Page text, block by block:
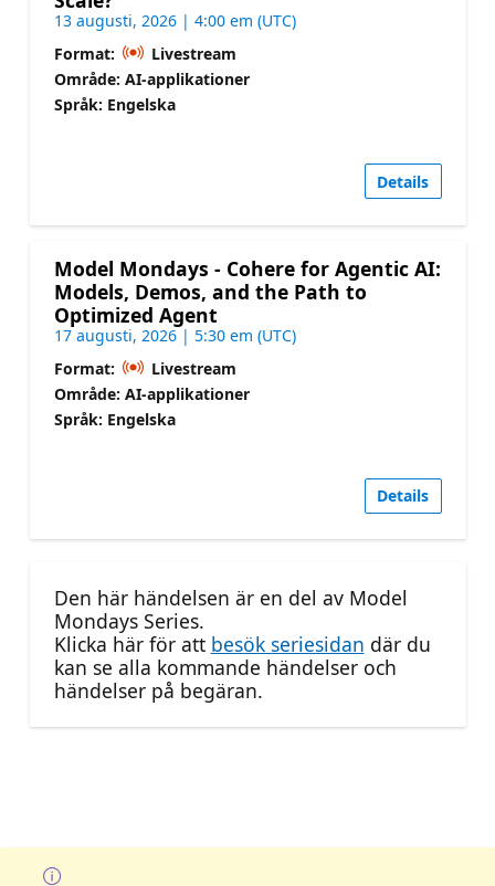
13 augusti, 2026 | 4:00 em (UTC)
Format:
Livestream
Område: AI-applikationer
Språk: Engelska
Details
Model Mondays - Cohere for Agentic AI:
Models, Demos, and the Path to
Optimized Agent
17 augusti, 2026 | 5:30 em (UTC)
Format:
Livestream
Område: AI-applikationer
Språk: Engelska
Details
Den här händelsen är en del av Model
Mondays Series.
Klicka här för att besök seriesidan där du
kan se alla kommande händelser och
händelser på begäran.